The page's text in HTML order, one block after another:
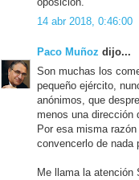
14 abr 2018, 0:46:00
Paco Muñoz dijo...
Son muchas los
pequeño ejército,
anónimos, que
menos una dirección
Por esa misma
convencerlo de nada
Me llama la atención